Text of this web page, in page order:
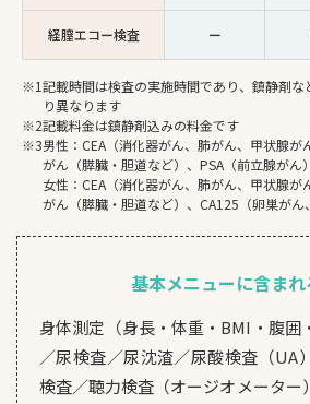
経膣エコー検査 ー
記載時間は検査の実施時間であり、鎮静剤な
り異なります
記載料金は鎮静剤込みの料金です
男性：CEA（消化器がん、肺がん、甲状腺
がん（膵臓・胆道など）、PSA（前立腺がん）
女性：CEA（消化器がん、肺がん、甲状腺
がん（膵臓・胆道など）、CA125（卵巣がん
基本メニューに含まれ
身体測定（身長・体重・BMI・腹囲
／尿検査／尿沈渣／尿酸検査（UA
検査／聴力検査（オージオメーター